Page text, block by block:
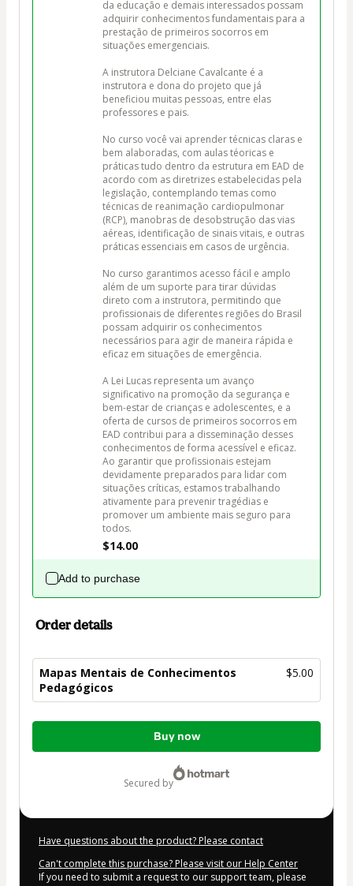
da educação e demais interessados possam
adquirir conhecimentos fundamentais para a
prestação de primeiros socorros em
situações emergenciais.
A instrutora Delciane Cavalcante é a
instrutora e dona do projeto que já
beneficiou muitas pessoas, entre elas
professores e pais.
No curso você vai aprender técnicas claras e
bem alaboradas, com aulas téoricas e
práticas tudo dentro da estrutura em EAD de
acordo com as diretrizes estabelecidas pela
legislação, contemplando temas como
técnicas de reanimação cardiopulmonar
(RCP), manobras de desobstrução das vias
aéreas, identificação de sinais vitais, e outras
práticas essenciais em casos de urgência.
No curso garantimos acesso fácil e amplo
além de um suporte para tirar dúvidas
direto com a instrutora, permitindo que
profissionais de diferentes regiões do Brasil
possam adquirir os conhecimentos
necessários para agir de maneira rápida e
eficaz em situações de emergência.
A Lei Lucas representa um avanço
significativo na promoção da segurança e
bem-estar de crianças e adolescentes, e a
oferta de cursos de primeiros socorros em
EAD contribui para a disseminação desses
conhecimentos de forma acessível e eficaz.
Ao garantir que profissionais estejam
devidamente preparados para lidar com
situações críticas, estamos trabalhando
ativamente para prevenir tragédias e
promover um ambiente mais seguro para
$14.00
Add to purchase
Order details
Mapas Mentais de Conhecimentos
Pedagógicos
$5.00
Total
Buy now
secured by
Have questions about the product? Please contact
Can't complete this purchase? Please visit our Help Center
If you need to submit a request to our support team, please